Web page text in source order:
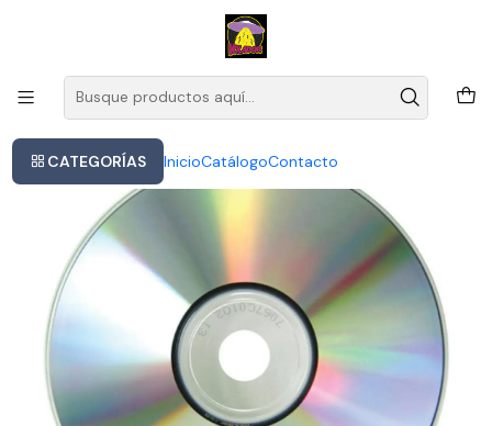
CATEGORÍAS InicioCatálogoContacto
Este es el texto del slide